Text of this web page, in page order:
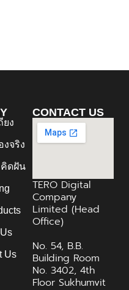
ยง
งจริง
คิดฝัน
Us
CONTACT US
TERO Digital
Company
Limited (Head
Office)
No. 54, B.B.
Building Room
No. 3402, 4th
Floor Sukhumvit